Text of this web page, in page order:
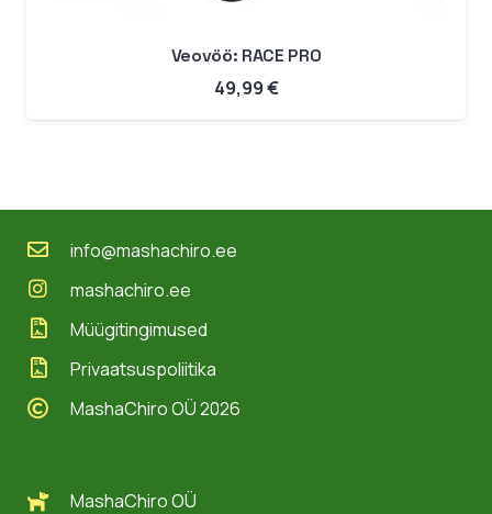
Veovöö: RACE PRO
49,99€
MashaChiro OÜ
info@mashachiro.ee
mashachiro.ee
Müügitingimused
Privaatsuspoliitika
MashaChiro OÜ 2026